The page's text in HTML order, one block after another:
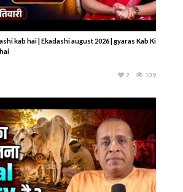
kab hai | Ekadashi august 2026 | gyaras Kab Ki
109
2